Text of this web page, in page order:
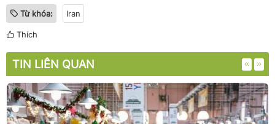
Từ khóa: Iran
Thích
TIN LIÊN QUAN